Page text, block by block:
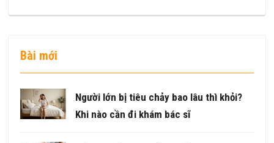
Bài mới
Người lớn bị tiêu chảy bao lâu thì khỏi?
Khi nào cần đi khám bác sĩ